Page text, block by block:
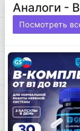
Аналоги -
Посмотреть